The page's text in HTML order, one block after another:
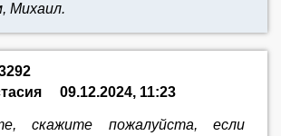
Михаил.
09.12.2024, 11:23
скажите пожалуйста, если